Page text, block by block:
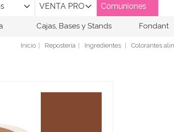
VENTA PRO Comuniones
Cajas, Bases y Stands Fondant
Inicio Repostería Ingredientes Colorantes